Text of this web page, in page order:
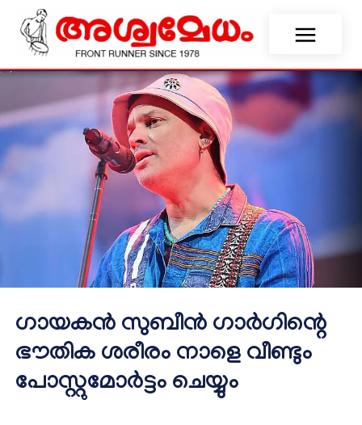
ഗായകൻ സുബീന്‍ ഗാര്‍ഗിന്റെ
ഭൗതിക ശരീരം നാളെ വീണ്ടും
പോസ്റ്റുമോര്‍ട്ടം ചെയ്യും